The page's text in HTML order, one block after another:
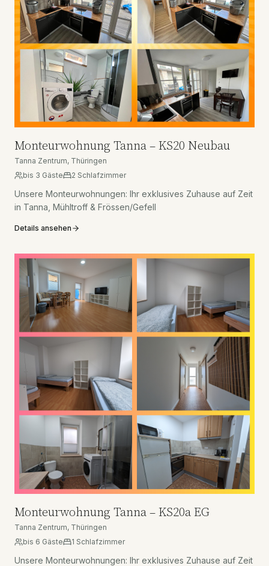
Monteurwohnung Tanna – KS20 Neubau
Tanna Zentrum, Thüringen
bis 3 Gäste 2 Schlafzimmer
Unsere Monteurwohnungen: Ihr exklusives Zuhause auf Zeit
in Tanna, Mühltroff & Frössen/Gefell
Details ansehen
Monteurwohnung Tanna – KS20a EG
Tanna Zentrum, Thüringen
bis 6 Gäste 1 Schlafzimmer
Unsere Monteurwohnungen: Ihr exklusives Zuhause auf Zeit